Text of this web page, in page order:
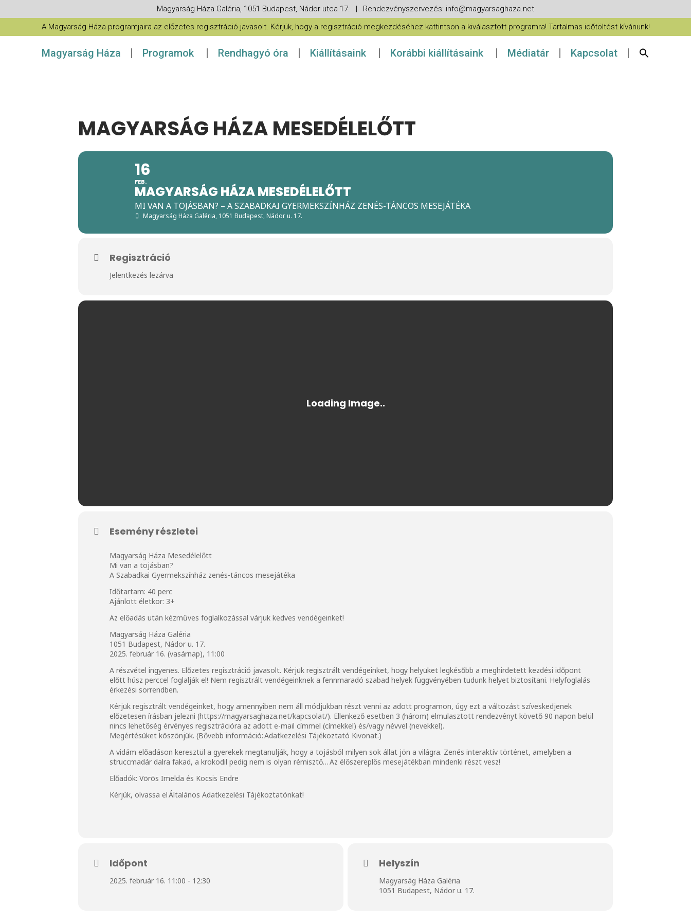
Magyarság Háza Galéria, 1051 Budapest, Nádor utca 17. | Rendezvényszervezés: info@magyarsaghaza.net
A Magyarság Háza programjaira az előzetes regisztráció javasolt. Kérjük, hogy a regisztráció megkezdéséhez kattintson a kiválasztott programra! Tartalmas időtöltést kívánunk!
Magyarság Háza Programok Rendhagyó óra Kiállításaink Korábbi kiállításaink Médiatár Kapcsolat
MAGYARSÁG HÁZA MESEDÉLELŐTT
16
FEB.
MAGYARSÁG HÁZA MESEDÉLELŐTT
MI VAN A TOJÁSBAN? – A SZABADKAI GYERMEKSZÍNHÁZ ZENÉS-TÁNCOS MESEJÁTÉKA
Magyarság Háza Galéria, 1051 Budapest, Nádor u. 17.
Regisztráció
Jelentkezés lezárva
Esemény részletei
Magyarság Háza Mesedélelőtt
Mi van a tojásban?
A Szabadkai Gyermekszínház zenés-táncos mesejátéka
Időtartam: 40 perc
Ajánlott életkor: 3+
Az előadás után kézműves foglalkozással várjuk kedves vendégeinket!
Magyarság Háza Galéria
1051 Budapest, Nádor u. 17.
2025. február 16. (vasárnap), 11:00
A részvétel ingyenes. Előzetes regisztráció javasolt. Kérjük regisztrált vendégeinket, hogy helyüket legkésőbb a meghirdetett kezdési időpont
előtt húsz perccel foglalják el! Nem regisztrált vendégeinknek a fennmaradó szabad helyek függvényében tudunk helyet biztosítani. Helyfoglalás
érkezési sorrendben.
Kérjük regisztrált vendégeinket, hogy amennyiben nem áll módjukban részt venni az adott programon, úgy ezt a változást szíveskedjenek
előzetesen írásban jelezni (https://magyarsaghaza.net/kapcsolat/). Ellenkező esetben 3 (három) elmulasztott rendezvényt követő 90 napon belül
nincs lehetőség érvényes regisztrációra az adott e-mail címmel (címekkel) és/vagy névvel (nevekkel).
Megértésüket köszönjük. (Bővebb információ:Adatkezelési Tájékoztató Kivonat.)
A vidám előadáson keresztül a gyerekek megtanulják, hogy a tojásból milyen sok állat jön a világra. Zenés interaktív történet, amelyben a
struccmadár dalra fakad, a krokodil pedig nem is olyan rémisztő… Az élőszereplős mesejátékban mindenki részt vesz!
Előadók: Vörös Imelda és Kocsis Endre
Kérjük, olvassa elÁltalános Adatkezelési Tájékoztatónkat!
Időpont
2025. február 16. 11:00 - 12:30
Helyszín
Magyarság Háza Galéria
1051 Budapest, Nádor u. 17.